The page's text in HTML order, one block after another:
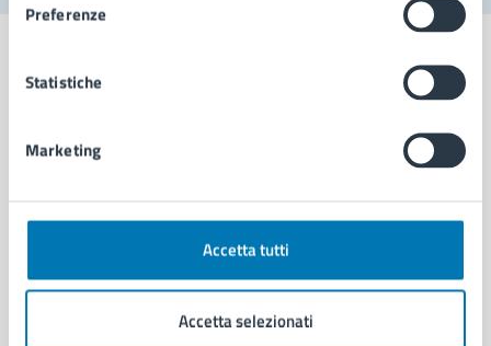
Preferenze
Statistiche
Marketing
Accetta tutti
Accetta selezionati
Municipalità